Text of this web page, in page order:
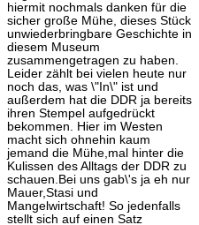
hiermit nochmals danken für die
sicher große Mühe, dieses Stück
unwiederbringbare Geschichte in
diesem Museum
zusammengetragen zu haben.
Leider zählt bei vielen heute nur
noch das, was \"In\" ist und
außerdem hat die DDR ja bereits
ihren Stempel aufgedrückt
bekommen. Hier im Westen
macht sich ohnehin kaum
jemand die Mühe,mal hinter die
Kulissen des Alltags der DDR zu
schauen.Bei uns gab\'s ja eh nur
Mauer,Stasi und
Mangelwirtschaft! So jedenfalls
stellt sich auf einen Satz